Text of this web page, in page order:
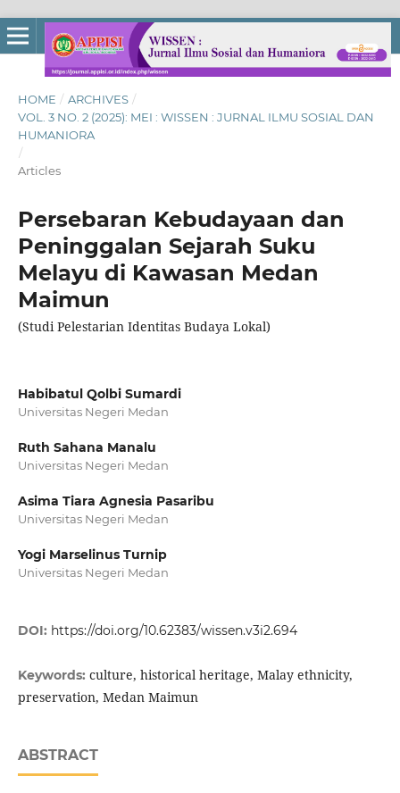
HOME / ARCHIVES /
VOL. 3 NO. 2 (2025): MEI : WISSEN : JURNAL ILMU SOSIAL DAN
HUMANIORA
/
Articles
Persebaran Kebudayaan dan
Peninggalan Sejarah Suku
Melayu di Kawasan Medan
Maimun
(Studi Pelestarian Identitas Budaya Lokal)
Habibatul Qolbi Sumardi
Universitas Negeri Medan
Ruth Sahana Manalu
Universitas Negeri Medan
Asima Tiara Agnesia Pasaribu
Universitas Negeri Medan
Yogi Marselinus Turnip
Universitas Negeri Medan
DOI: https://doi.org/10.62383/wissen.v3i2.694
Keywords: culture, historical heritage, Malay ethnicity,
preservation, Medan Maimun
ABSTRACT